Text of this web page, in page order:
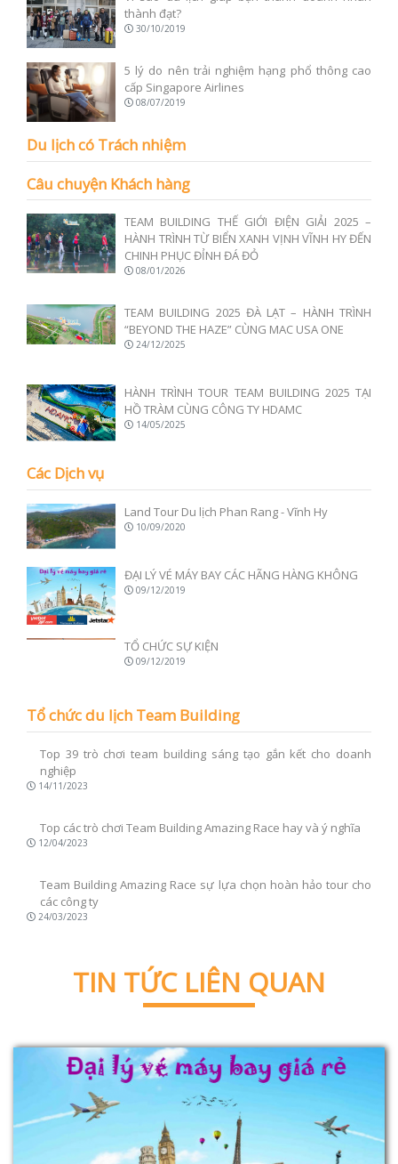
thành đạt?
30/10/2019
5 lý do nên trải nghiệm hạng phổ thông cao
cấp Singapore Airlines
08/07/2019
Du lịch có Trách nhiệm
Câu chuyện Khách hàng
TEAM BUILDING THẾ GIỚI ĐIỆN GIẢI 2025 –
HÀNH TRÌNH TỪ BIỂN XANH VỊNH VĨNH HY ĐẾN
CHINH PHỤC ĐỈNH ĐÁ ĐỎ
08/01/2026
TEAM BUILDING 2025 ĐÀ LẠT – HÀNH TRÌNH
“BEYOND THE HAZE” CÙNG MAC USA ONE
24/12/2025
HÀNH TRÌNH TOUR TEAM BUILDING 2025 TẠI
HỒ TRÀM CÙNG CÔNG TY HDAMC
14/05/2025
Các Dịch vụ
Land Tour Du lịch Phan Rang - Vĩnh Hy
10/09/2020
ĐẠI LÝ VÉ MÁY BAY CÁC HÃNG HÀNG KHÔNG
09/12/2019
TỔ CHỨC SỰ KIỆN
09/12/2019
Tổ chức du lịch Team Building
Top 39 trò chơi team building sáng tạo gắn kết
Top các trò chơi Team Building Amazing Race
Team Building Amazing Race sự lựa chọn hoàn hảo tour cho
các công ty
TIN TỨC LIÊN QUAN